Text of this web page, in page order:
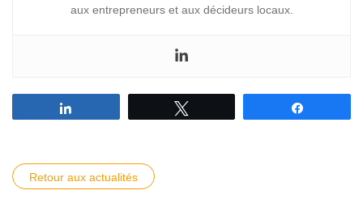
aux entrepreneurs et aux décideurs locaux.
Retour aux actualités